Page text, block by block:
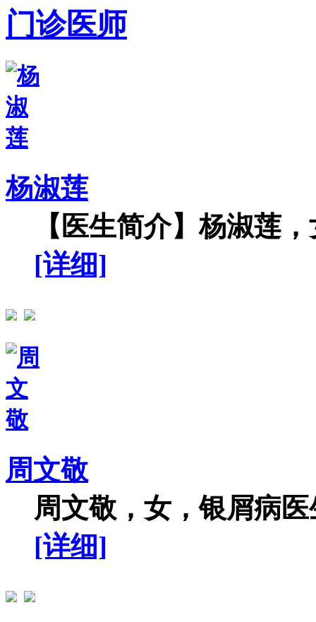
门诊医师
杨淑莲
【医生简介】杨淑莲
[详细]
周文敬
周文敬，女，银屑病
[详细]